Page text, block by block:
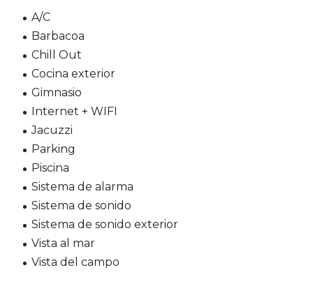
A/C
Barbacoa
Chill Out
Cocina exterior
Gimnasio
Internet + WIFI
Jacuzzi
Parking
Piscina
Sistema de alarma
Sistema de sonido
Sistema de sonido exterior
Vista al mar
Vista del campo